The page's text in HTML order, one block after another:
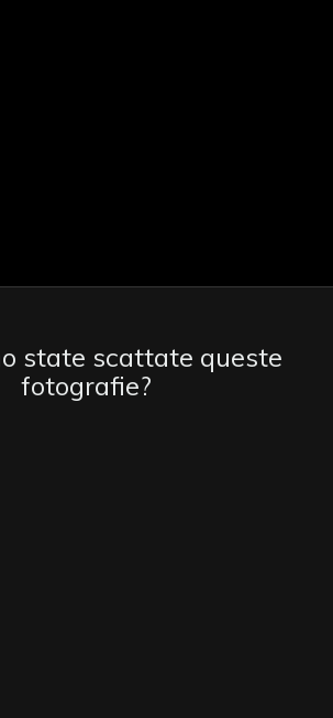
state scattate queste
fotografie?